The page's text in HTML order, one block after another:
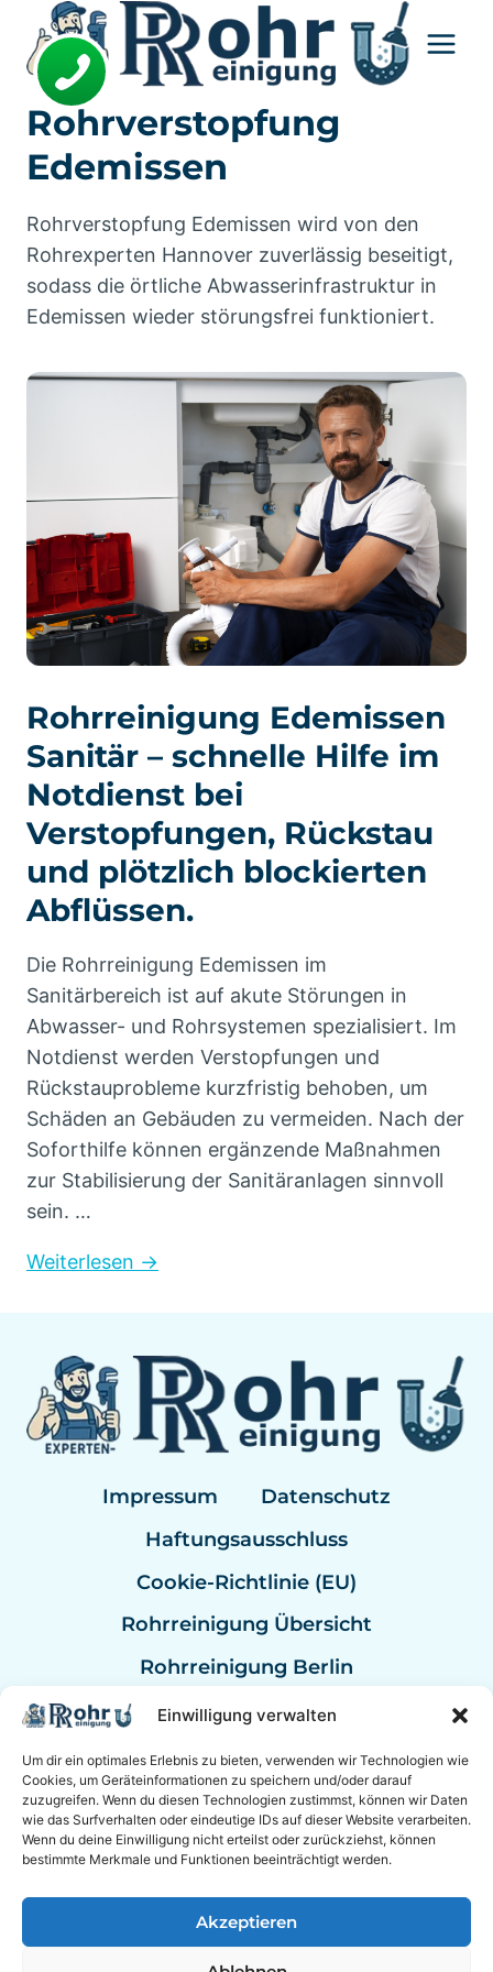
Einwilligung verwalten
Um dir ein optimales Erlebnis zu bieten, verwenden wir Technologien wie
Cookies, um Geräteinformationen zu speichern und/oder darauf
zuzugreifen. Wenn du diesen Technologien zustimmst, können wir Daten
wie das Surfverhalten oder eindeutige IDs auf dieser Website verarbeiten.
Wenn du deine Einwilligung nicht erteilst oder zurückziehst, können
bestimmte Merkmale und Funktionen beeinträchtigt werden.
Akzeptieren
Inhalt
springen
Rohrverstopfung
Edemissen
Rohrverstopfung Edemissen wird von den
Rohrexperten Hannover zuverlässig beseitigt,
sodass die örtliche Abwasserinfrastruktur in
Edemissen wieder störungsfrei funktioniert.
Rohrreinigung Edemissen
Sanitär – schnelle Hilfe im
Notdienst bei
Verstopfungen, Rückstau
und plötzlich blockierten
Abflüssen.
Die Rohrreinigung Edemissen im
Sanitärbereich ist auf akute Störungen in
Abwasser- und Rohrsystemen spezialisiert. Im
Notdienst werden Verstopfungen und
Rückstauprobleme kurzfristig behoben, um
Schäden an Gebäuden zu vermeiden. Nach der
Soforthilfe können ergänzende Maßnahmen
zur Stabilisierung der Sanitäranlagen sinnvoll
sein. …
Weiterlesen →
Impressum
Datenschutz
Haftungsausschluss
Cookie-Richtlinie (EU)
Rohrreinigung Übersicht
Rohrreinigung Berlin
Rohrreinigung Bremen
Rohrreinigung Kassel
Rohrreinigung Mannheim
Rohrreinigung Bundesweit
© 2026 Rohrreinigung Hannover Sanitär mit